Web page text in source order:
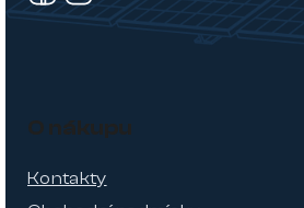
O nákupu
Kontakty